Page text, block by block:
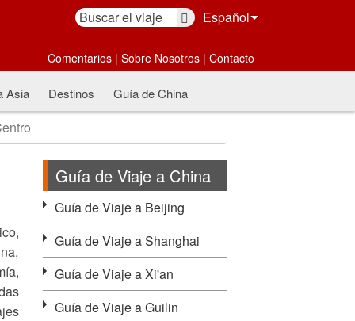
Español
Comentarios | Sobre Nosotros | Contacto
Asia Destinos Guía de China
Guía de Viaje a China
Guía de Viaje a Beijing
Guía de Viaje a Shanghai
Guía de Viaje a Xi'an
Guía de Viaje a Guilin